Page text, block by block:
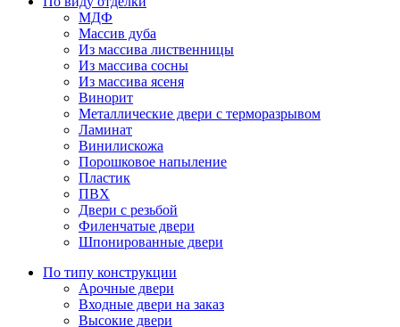
МДФ
Массив дуба
Из массива лиственницы
Из массива сосны
Из массива ясеня
Винорит
Металлические двери с терморазрывом
Ламинат
Винилискожа
Порошковое напыление
Пластик
ПВХ
Двери с резьбой
Филенчатые двери
Шпонированные двери
По типу конструкции
Арочные двери
Входные двери на заказ
Высокие двери